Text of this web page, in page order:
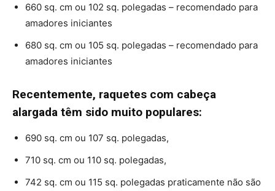
660 sq. cm ou 102 sq. polegadas – recomendado para
amadores iniciantes
680 sq. cm ou 105 sq. polegadas – recomendado para
amadores iniciantes
Recentemente, raquetes com cabeça
alargada têm sido muito populares:
690 sq. cm ou 107 sq. polegadas,
710 sq. cm ou 110 sq. polegadas,
742 sq. cm ou 115 sq. polegadas praticamente não são